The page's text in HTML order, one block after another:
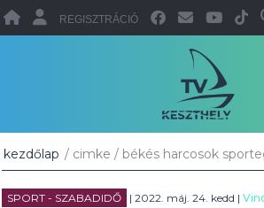
REGISZTRÁCIÓ
kezdőlap / cimke / békés harcosok
SPORT - SZABADIDŐ | 2022. máj. 24. kedd |